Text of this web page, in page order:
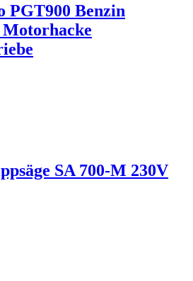
PGT900 Benzin
SA 700-M 230V